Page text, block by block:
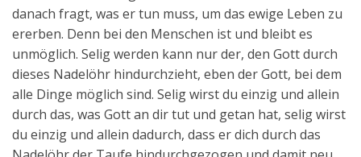
danach fragt, was er tun muss, um das ewige Leben zu
ererben. Denn bei den Menschen ist und bleibt es
unmöglich. Selig werden kann nur der, den Gott durch
dieses Nadelöhr hindurchzieht, eben der Gott, bei dem
alle Dinge möglich sind. Selig wirst du einzig und allein
durch das, was Gott an dir tut und getan hat, selig wirst
du einzig und allein dadurch, dass er dich durch das